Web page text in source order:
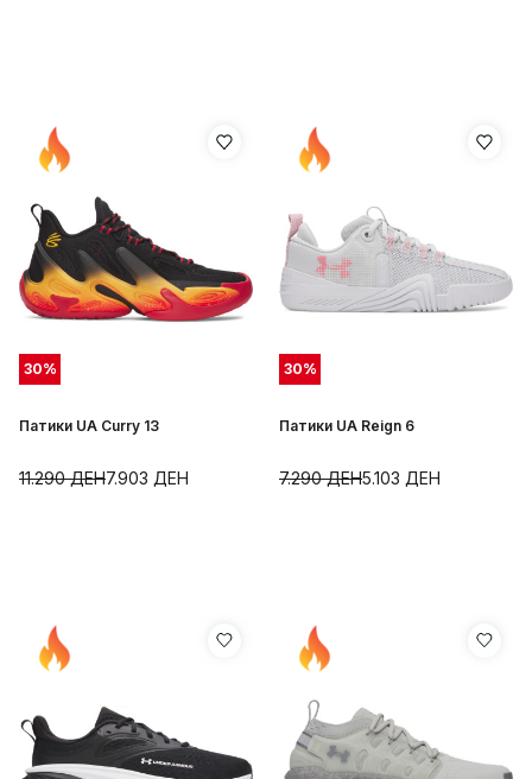
30%
Патики UA Curry 13
7.903 ДЕН
11.290ДЕН
30%
Патики UA Reign 6
5.103 ДЕН
7.290ДЕН